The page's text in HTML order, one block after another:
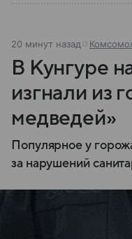
20 минут назад
В Кунгуре
изгнали из
медведей»
Популярное у
за нарушений